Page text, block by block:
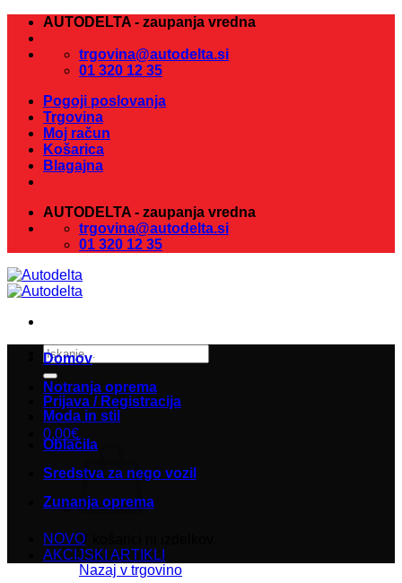
Skoči
vsebino
AUTODELTA - zaupanja vredna
trgovina@autodelta.si
01 320 12 35
Pogoji poslovanja
Trgovina
Moj račun
Košarica
Blagajna
AUTODELTA - zaupanja vredna
trgovina@autodelta.si
01 320 12 35
Išči:
Prijava / Registracija
0,00€
V košarici ni izdelkov.
Nazaj v trgovino
Domov
Notranja oprema
Moda in stil
Oblačila
Sredstva za nego vozil
Zunanja oprema
NOVO
AKCIJSKI ARTIKLI